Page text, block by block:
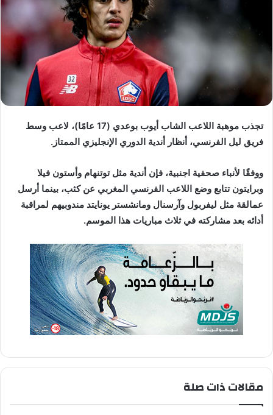
ك
ت
ر
تجذب موهبة اللاعب الشاب أيوب بوعدي (17 عامًا)، لاعب وسط
فريق ليل الفرنسي، أنظار أندية الدوري الإنجليزي الممتاز.
ووفقًا لأنباء صحفية اجنبية، فإن أندية مثل توتنهام وأستون فيلا
وبرايتون تتابع وضع اللاعب الفرنسي المغربي عن كثب، بينما أرسل
عمالقة مثل ليفربول وآرسنال ومانشستر يونايتد مندوبيهم لمراقبة
أدائه بعد مشاركته في ثلاث مباريات هذا الموسم.
مقالات ذات صلة